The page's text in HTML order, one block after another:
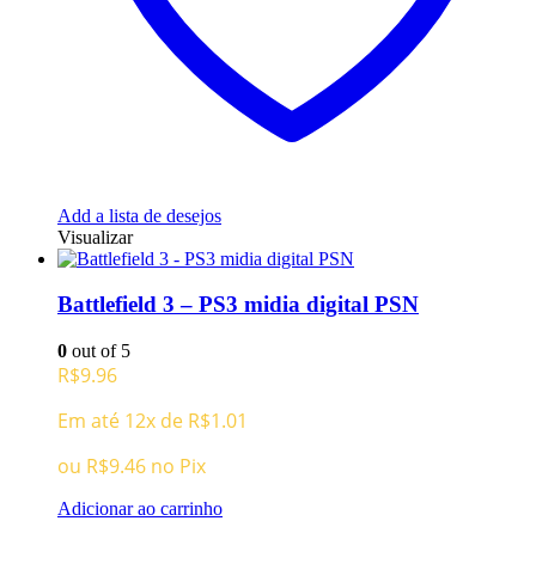
Add a lista de desejos
Visualizar
Battlefield 3 – PS3 midia digital PSN
0 out of 5
R$9.96
Em até 12x de R$1.01
ou R$9.46 no Pix
Adicionar ao carrinho